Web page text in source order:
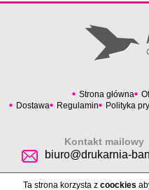
Strona główna
Dostawa
Regulamin Polityka
Kontakt mailowy
biuro@drukarnia-
Ta strona korzysta z coockies